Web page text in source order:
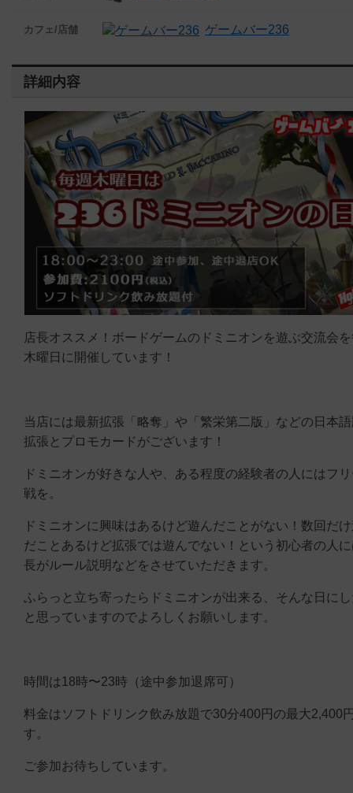
カフェ/店舗 ゲームバー236
詳細内容
店長オススメ！ボードゲームのドミニオンを遊ぶ交流会
木曜日に開催しています！
当店には最新拡張「略奪」や「繁栄第二版」などの日本
拡張とプロモカードがございます！
ドミニオンが好きな人や、ある程度の経験者の人にはフ
戦を。
ドミニオンに興味はあるけど遊んだことがない！数回だ
だことあるけど拡張では遊んでない！という初心者の人
長がルール説明などをさせていただきます。
ふらっと立ち寄ったらドミニオンが出来る、そんな日に
と思っていますのでよろしくお願いします。
時間は18時〜23時（途中参加退席可）
料金はソフトドリンク飲み放題で30分400円の最大2,400
す。
ご参加お待ちしています。